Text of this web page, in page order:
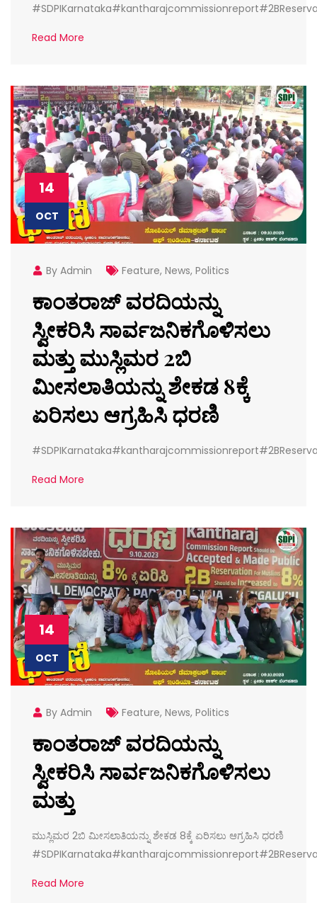
Read More
14
OCT
By Admin Feature, News, Politics
ಕಾಂತರಾಜ್ ವರದಿಯನ್ನು
ಸ್ವೀಕರಿಸಿ ಸಾರ್ವಜನಿಕಗೊಳಿಸಲು
ಮತ್ತು ಮುಸ್ಲಿಮರ 2ಬಿ
ಮೀಸಲಾತಿಯನ್ನು ಶೇಕಡ 8ಕ್ಕೆ
ಏರಿಸಲು ಆಗ್ರಹಿಸಿ ಧರಣಿ
Read More
14
OCT
By Admin Feature, News, Politics
ಕಾಂತರಾಜ್ ವರದಿಯನ್ನು
ಸ್ವೀಕರಿಸಿ ಸಾರ್ವಜನಿಕಗೊಳಿಸಲು
ಮತ್ತು
ಮುಸ್ಲಿಮರ 2ಬಿ ಮೀಸಲಾತಿಯನ್ನು ಶೇಕಡ 8ಕ್ಕೆ ಏರಿಸಲು ಆಗ್ರಹಿಸಿ ಧರಣಿ
Read More